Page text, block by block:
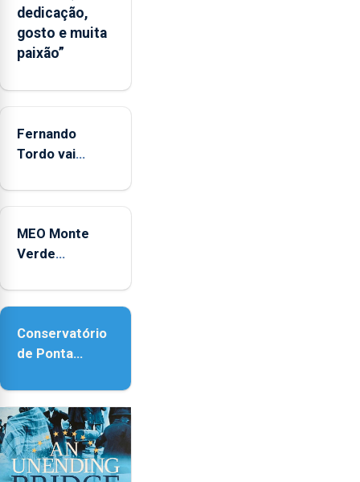
da
CPUE
entre
2022
dedicação,
gosto e muita
paixão”
Fernando
Tordo vai
anos de
Coliseu
Micaelense
MEO Monte
Verde
reforço da
Conservatório
de Ponta
contar com
novos
instrumentos